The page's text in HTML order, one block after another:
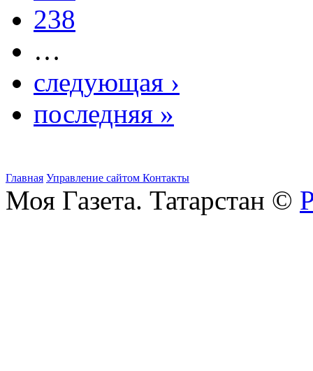
238
…
следующая ›
последняя »
Главная Управление сайтом Контакты
Моя Газета. Татарстан ©